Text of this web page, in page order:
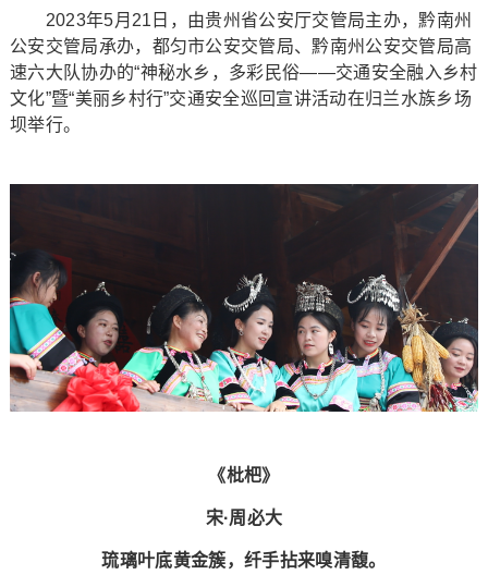
2023年5月21日，由贵州省公安厅交管局主办，黔南州
公安交管局承办，都匀市公安交管局、黔南州公安交管局高
速六大队协办的“神秘水乡，多彩民俗——交通安全融入乡村
文化”暨“美丽乡村行”交通安全巡回宣讲活动在归兰水族乡场
坝举行。
《枇杷》
宋·周必大
琉璃叶底黄金簇，纤手拈来嗅清馥。